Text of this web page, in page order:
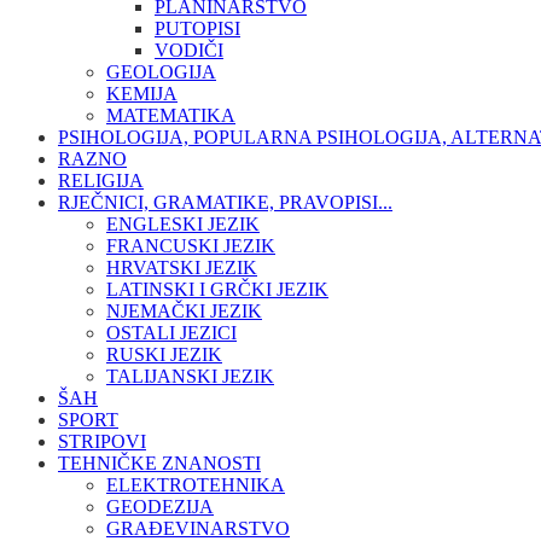
PLANINARSTVO
PUTOPISI
VODIČI
GEOLOGIJA
KEMIJA
MATEMATIKA
PSIHOLOGIJA, POPULARNA PSIHOLOGIJA,
RAZNO
RELIGIJA
RJEČNICI, GRAMATIKE, PRAVOPISI...
ENGLESKI JEZIK
FRANCUSKI JEZIK
HRVATSKI JEZIK
LATINSKI I GRČKI JEZIK
NJEMAČKI JEZIK
OSTALI JEZICI
RUSKI JEZIK
TALIJANSKI JEZIK
ŠAH
SPORT
STRIPOVI
TEHNIČKE ZNANOSTI
ELEKTROTEHNIKA
GEODEZIJA
GRAĐEVINARSTVO